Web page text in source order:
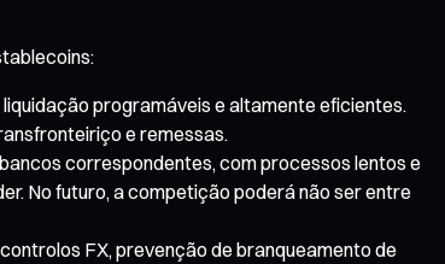
programáveis e altamente eficientes.
e remessas.
correspondentes, com processos lentos e
No futuro, a competição poderá não ser entre
FX, prevenção de branqueamento de